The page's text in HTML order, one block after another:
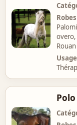
Robes
overo,